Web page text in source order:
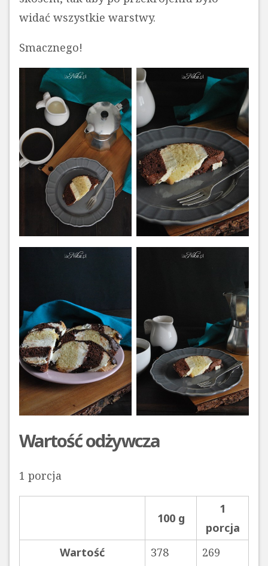
widać wszystkie warstwy.
Smacznego!
Wartość odżywcza
1 porcja
100 g
1
porcja
Wartość
378
269